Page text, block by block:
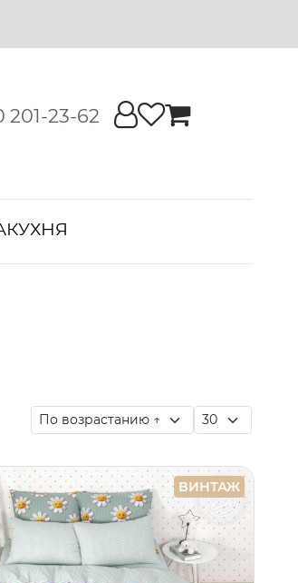
201-23-62
КУХНЯ
ВИНТАЖ